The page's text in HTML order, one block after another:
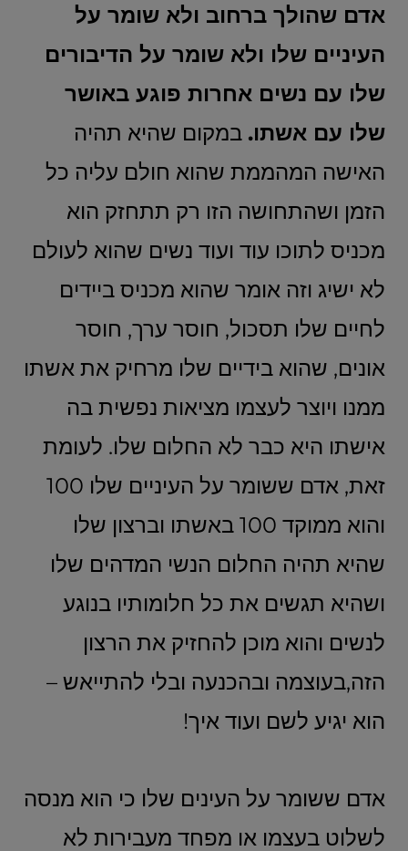
אדם שהולך ברחוב ולא שומר על
העיניים שלו ולא שומר על הדיבורים
שלו עם נשים אחרות פוגע באושר
שלו עם אשתו. במקום שהיא תהיה
האישה המהממת שהוא חולם עליה כל
הזמן ושהתחושה הזו רק תתחזק הוא
מכניס לתוכו עוד ועוד נשים שהוא לעולם
לא ישיג וזה אומר שהוא מכניס ביידים
לחיים שלו תסכול, חוסר ערך, חוסר
אונים, שהוא בידיים שלו מרחיק את אשתו
ממנו ויוצר לעצמו מציאות נפשית בה
אישתו היא כבר לא החלום שלו. לעומת
זאת, אדם ששומר על העיניים שלו 100
והוא ממוקד 100 באשתו וברצון שלו
שהיא תהיה החלום הנשי המדהים שלו
ושהיא תגשים את כל חלומותיו בנוגע
לנשים והוא מוכן להחזיק את הרצון
הזה,בעוצמה ובהכנעה ובלי להתייאש –
הוא יגיע לשם ועוד איך!
אדם ששומר על העינים שלו כי הוא מנסה
לשלוט בעצמו או מפחד מעבירות לא